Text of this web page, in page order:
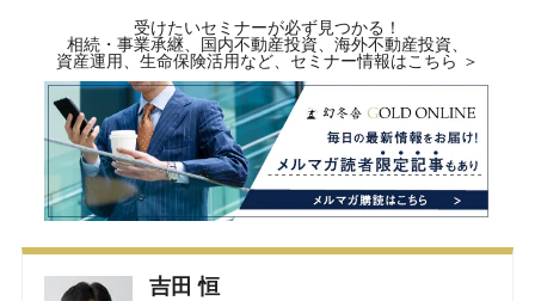
受けたいセミナーが必ず見つかる！
相続・事業承継、国内不動産投資、海外不動産投資、
資産運用、生命保険活用など、セミナー情報はこちら ＞
吉田 恒